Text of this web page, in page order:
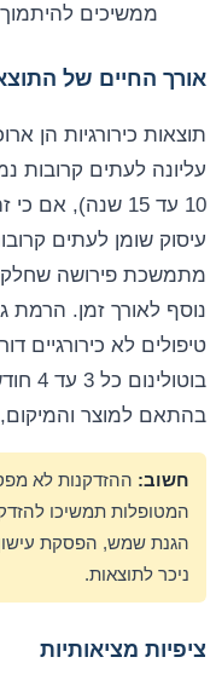
ממשיכים
אורך החיים של
עליונה לעתים קרובות
עיסוק שומן לעתים
מתמשכת פירושה
טיפולים לא כירורגיים
בהתאם למוצר והמיקום,
חשוב: ההזדקנות לא
המטופלות תמשיכו
הגנת שמש, הפסקת
ניכר לתוצאות.
ציפיות מציאותיות